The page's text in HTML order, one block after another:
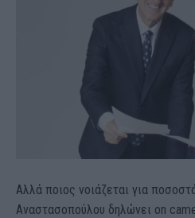
Αλλά ποιος νοιάζεται για
Αναστασοπούλου δηλώνει on